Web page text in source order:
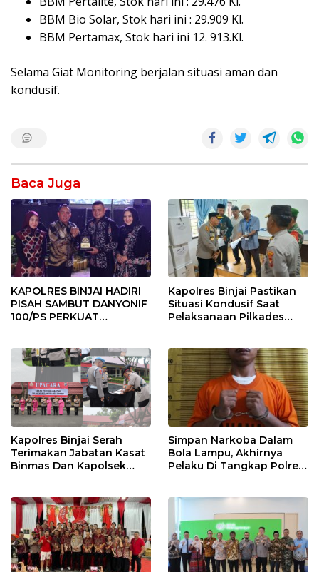
BBM Bio Solar, Stok hari ini : 29.909 Kl.
BBM Pertamax, Stok hari ini 12. 913.Kl.
Selama Giat Monitoring berjalan situasi aman dan
kondusif.
Baca Juga
KAPOLRES BINJAI HADIRI
PISAH SAMBUT DANYONIF
100/PS PERKUAT
Kapolres Binjai Pastikan
Situasi Kondusif Saat
Pelaksanaan Pilkades
Kapolres Binjai Serah
Terimakan Jabatan Kasat
Binmas Dan Kapolsek
Simpan Narkoba Dalam
Bola Lampu, Akhirnya
Pelaku Di Tangkap Polres